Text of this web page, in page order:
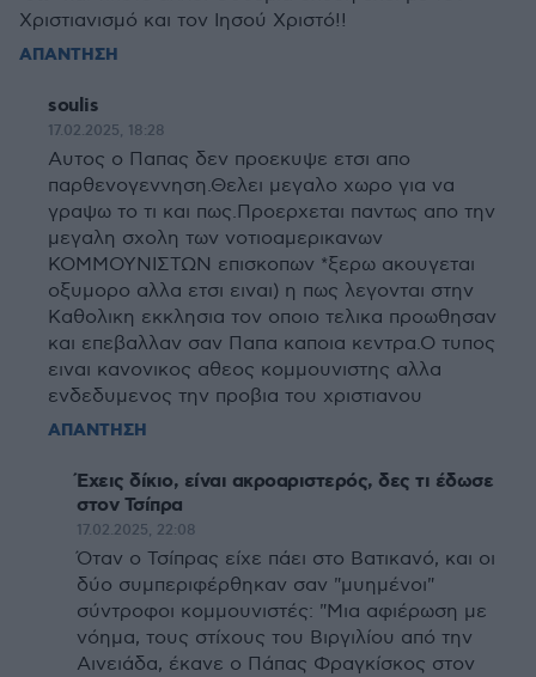
Χριστιανισμό και τον Ιησού Χριστό!!
ΑΠΑΝΤΗΣΗ
soulis
17.02.2025, 18:28
Αυτος ο Παπας δεν προεκυψε ετσι απο
παρθενογεννηση.Θελει μεγαλο χωρο για να
γραψω το τι και πως.Προερχεται παντως απο την
μεγαλη σχολη των νοτιοαμερικανων
ΚΟΜΜΟΥΝΙΣΤΩΝ επισκοπων *ξερω ακουγεται
οξυμορο αλλα ετσι ειναι) η πως λεγονται στην
Καθολικη εκκλησια τον οποιο τελικα προωθησαν
και επεβαλλαν σαν Παπα καποια κεντρα.Ο τυπος
ειναι κανονικος αθεος κομμουνιστης αλλα
ενδεδυμενος την προβια του χριστιανου
ΑΠΑΝΤΗΣΗ
Έχεις δίκιο, είναι ακροαριστερός, δες τι έδωσε
στον Τσίπρα
17.02.2025, 22:08
Όταν ο Τσίπρας είχε πάει στο Βατικανό, και οι
δύο συμπεριφέρθηκαν σαν "μυημένοι"
σύντροφοι κομμουνιστές: "Μια αφιέρωση με
νόημα, τους στίχους του Βιργιλίου από την
Αινειάδα, έκανε ο Πάπας Φραγκίσκος στον